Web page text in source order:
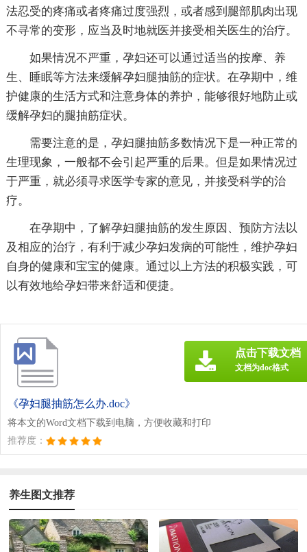
法忍受的疼痛或者疼痛过度强烈，或者感到腿部肌肉出现
不寻常的变形，应当及时地就医并接受相关医生的治疗。
如果情况不严重，孕妇还可以通过适当的按摩、养
生、睡眠等方法来缓解孕妇腿抽筋的症状。在孕期中，维
护健康的生活方式和注意身体的养护，能够很好地防止或
缓解孕妇的腿抽筋症状。
需要注意的是，孕妇腿抽筋多数情况下是一种正常的
生理现象，一般都不会引起严重的后果。但是如果情况过
于严重，就必须寻求医学专家的意见，并接受科学的治
疗。
在孕期中，了解孕妇腿抽筋的发生原因、预防方法以
及相应的治疗，有利于减少孕妇发病的可能性，维护孕妇
自身的健康和宝宝的健康。通过以上方法的积极实践，可
以有效地给孕妇带来舒适和便捷。
《孕妇腿抽筋怎么办.doc》
将本文的Word文档下载到电脑，方便收藏和打印
推荐度：
点击下载文档
文档为doc格式
养生图文推荐